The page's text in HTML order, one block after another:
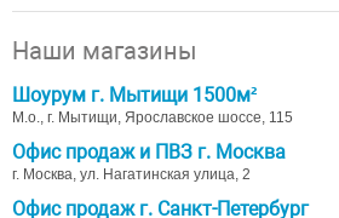
Наши магазины
Шоурум г. Мытищи 1500м²
М.о., г. Мытищи, Ярославское шоссе, 115
Офис продаж и ПВЗ г. Москва
г. Москва, ул. Нагатинская улица, 2
Офис продаж г. Санкт-Петербург